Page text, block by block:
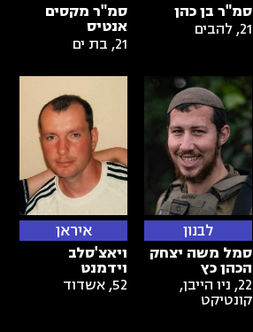
סמ"ר בן כהן
21
,להבים
סמ"ר מקסים
אנטיס
21
, בת ים
לבנון
סמל משה יצחק
הכהן כץ
22
, ניו הייבן,
קונטיקט
איראן
ויאצ'סלב
וידמנט
52
,אשדוד